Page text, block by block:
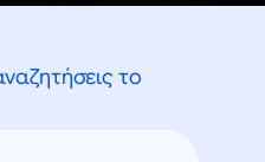
το